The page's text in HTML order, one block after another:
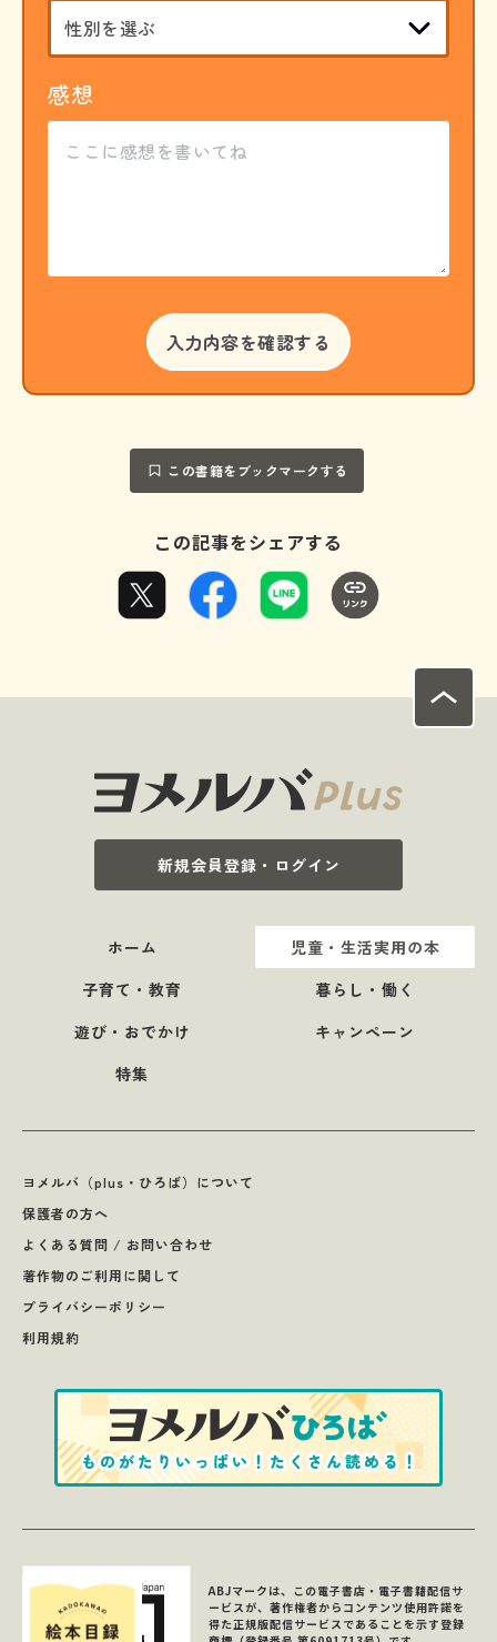
感想
この書籍をブックマークする
この記事をシェアする
新規会員登録・ログイン
ホーム
児童・生活実用の本
子育て・教育
暮らし・働く
遊び・おでかけ
キャンペーン
特集
ヨメルバ（plus・ひろば）について
保護者の方へ
よくある質問 / お問い合わせ
著作物のご利用に関して
プライバシーポリシー
利用規約
ABJマークは、この電子書店・電子書籍配信サ
ービスが、著作権者からコンテンツ使用許諾を
得た正規版配信サービスであることを示す登録